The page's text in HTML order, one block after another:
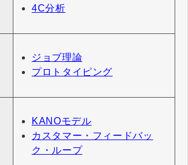
4C分析
ジョブ理論
プロトタイピング
KANOモデル
カスタマー・フィードバッ
ク・ループ